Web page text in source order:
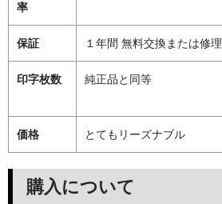
率
保証 １年間 無料交換または修理
印字枚数 純正品と同等
価格 とてもリーズナブル
購入について